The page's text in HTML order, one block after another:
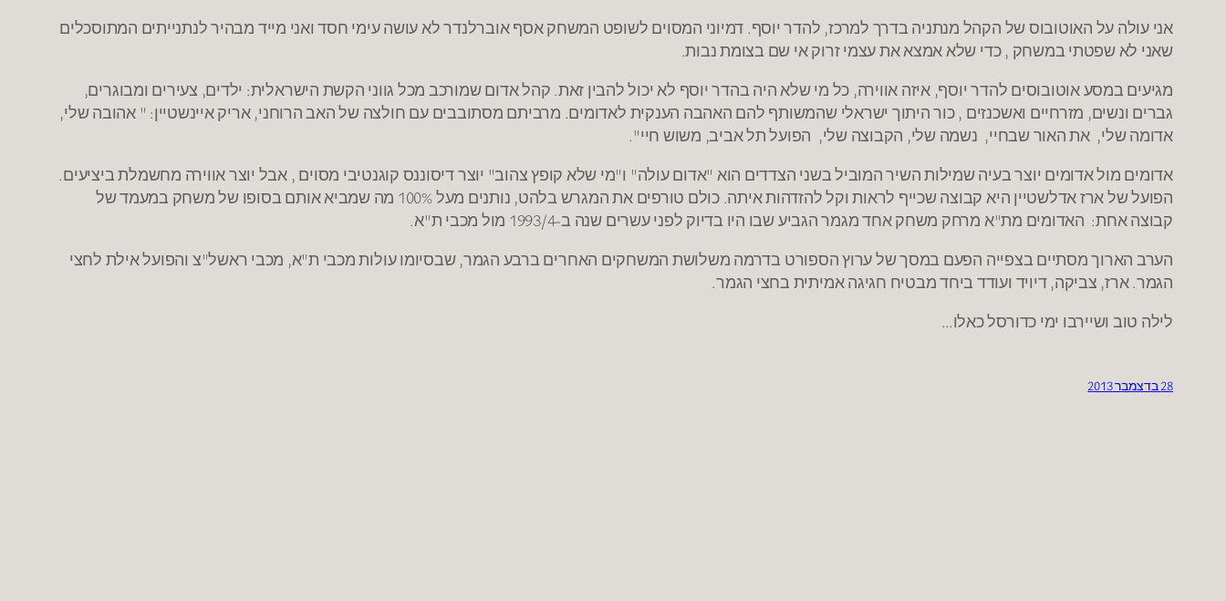
אני עולה על האוטובוס של הקהל מנתניה בדרך למרכז, להדר יוסף. דמיוני המסוים לשופט המשחק אסף אוברלנדר לא עושה עימי חסד ואני מייד מבהיר לנתנייתים המתוסכלים
שאני לא שפטתי במשחק , כדי שלא אמצא את עצמי זרוק אי שם בצומת נבות.
מגיעים במסע אוטובוסים להדר יוסף, איזה אווירה, כל מי שלא היה בהדר יוסף לא יכול להבין זאת. קהל אדום שמורכב מכל גווני הקשת הישראלית: ילדים, צעירים ומבוגרים,
גברים ונשים, מזרחיים ואשכנזים , כור היתוך ישראלי שהמשותף להם האהבה הענקית לאדומים. מרביתם מסתובבים עם חולצה של האב הרוחני, אריק איינשטיין: " אהובה שלי,
אדומה שלי, את האור שבחיי, נשמה שלי, הקבוצה שלי, הפועל תל אביב, משוש חיי".
אדומים מול אדומים יוצר בעיה שמילות השיר המוביל בשני הצדדים הוא "אדום עולה" ו"מי שלא קופץ צהוב" יוצר דיסוננס קוגנטיבי מסוים , אבל יוצר אווירה מחשמלת ביציעים.
הפועל של ארז אדלשטיין היא קבוצה שכייף לראות וקל להזדהות איתה. כולם טורפים את המגרש בלהט, נותנים מעל 100% מה שמביא אותם בסופו של משחק במעמד של
קבוצה אחת: האדומים מת"א מרחק משחק אחד מגמר הגביע שבו היו בדיוק לפני עשרים שנה ב-1993/4 מול מכבי ת"א.
הערב הארוך מסתיים בצפייה הפעם במסך של ערוץ הספורט בדרמה משלושת המשחקים האחרים ברבע הגמר, שבסיומו עולות מכבי ת"א, מכבי ראשל"צ והפועל אילת לחצי
הגמר. ארז, צביקה, דיויד ועודד ביחד מבטיח חגיגה אמיתית בחצי הגמר.
לילה טוב ושיירבו ימי כדורסל כאלו…
28 בדצמבר 2013